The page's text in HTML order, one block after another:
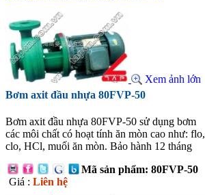
Xem ảnh lớn
Bơm axit đầu nhựa 80FVP-50
Bơm axit đầu nhựa 80FVP-50 sử dụng bơm
các môi chất có hoạt tính ăn mòn cao như: flo,
clo, HCl, muối ăn mòn. Bảo hành 12 tháng
Mã sản phẩm: 80FVP-50
Giá : Liên hệ